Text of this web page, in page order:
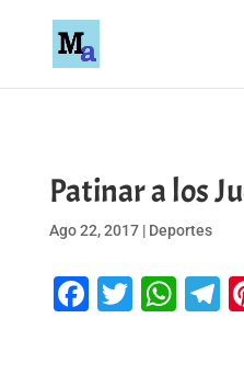
Patinar a los
Ago 22, 2017| Deportes
Facebook
Twitter